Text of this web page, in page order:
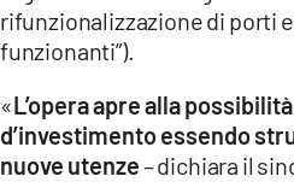
rifunzionalizzazione di porti
funzionanti”).
«L’opera apre alla
d’investimento essendo
nuove utenze– dichiara il